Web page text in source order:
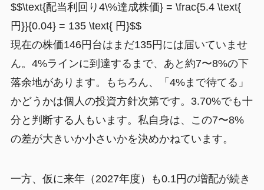
$$\text{配当利回り4\%達成株価} = \frac{5.4 \text{
円}}{0.04} = 135 \text{ 円}$$
現在の株価146円台はまだ135円には届いていませ
ん。4%ラインに到達するまで、あと約7〜8%の下
落余地があります。もちろん、「4%まで待てる」
かどうかは個人の投資方針次第です。3.70%でも十
分と判断する人もいます。私自身は、この7〜8%
の差が大きいか小さいかを決めかねています。
一方、仮に来年（2027年度）も0.1円の増配が続き